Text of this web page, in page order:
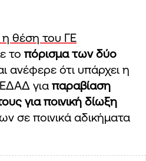
η θέση του ΓΕ
το πόρισμα των δύο
ανέφερε ότι υπάρχει η
για παραβίαση
για ποινική δίωξη
σε ποινικά αδικήματα